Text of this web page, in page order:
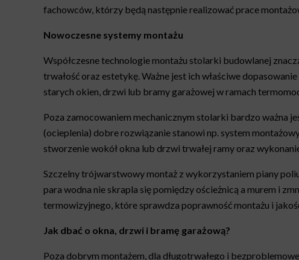
fachowców, którzy będą następnie realizować prace
Nowoczesne systemy montażu
Współczesne technologie montażu stolarki budowlanej
trwałość oraz estetykę. Ważne jest ich właściwe
starych okien, drzwi lub bramy garażowej w ramach
Poza zamocowaniem mechanicznym stolarki bardzo ważna
(ocieplenia) dobre rozwiązanie stanowi np. system
stworzenie wokół okna lub drzwi trwałej ramy oraz
Szczelny trójwarstwowy montaż z wykorzystaniem piany
para wodna nie skrapla się pomiędzy ościeżnicą a murem i
termowizyjnego, które sprawdza poprawność montażu i
Jak dbać o okna, drzwi i bramę garażową?
Poza dobrym montażem, dla długotrwałego i